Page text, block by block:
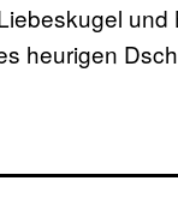
heurigen